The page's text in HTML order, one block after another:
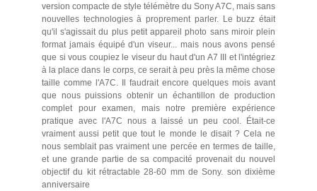
version compacte de style télémètre du Sony A7C, mais sans
nouvelles technologies à proprement parler. Le buzz était
qu'il s'agissait du plus petit appareil photo sans miroir plein
format jamais équipé d'un viseur... mais nous avons pensé
que si vous coupiez le viseur du haut d'un A7 III et l'intégriez
à la place dans le corps, ce serait à peu près la même chose
taille comme l'A7C. Il faudrait encore quelques mois avant
que nous puissions obtenir un échantillon de production
complet pour examen, mais notre première expérience
pratique avec l'A7C nous a laissé un peu cool. Était-ce
vraiment aussi petit que tout le monde le disait ? Cela ne
nous semblait pas vraiment une percée en termes de taille,
et une grande partie de sa compacité provenait du nouvel
objectif du kit rétractable 28-60 mm de Sony. son dixième
anniversaire